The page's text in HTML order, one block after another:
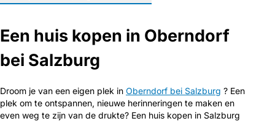
Een huis kopen in Oberndorf
bei Salzburg
Droom je van een eigen plek in Oberndorf bei Salzburg ? Een
plek om te ontspannen, nieuwe herinneringen te maken en
even weg te zijn van de drukte? Een huis kopen in Salzburg